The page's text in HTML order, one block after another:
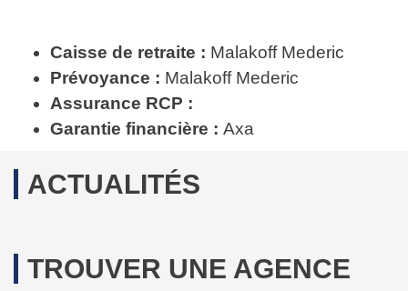
Caisse de retraite : Malakoff Mederic
Prévoyance : Malakoff Mederic
Assurance RCP :
Garantie financière : Axa
ACTUALITÉS
TROUVER UNE AGENCE